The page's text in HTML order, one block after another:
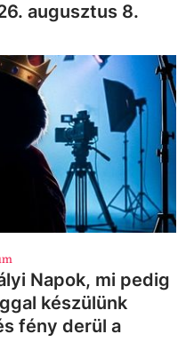
augusztus 8.
Napok, mi pedig
készülünk
fény derül a